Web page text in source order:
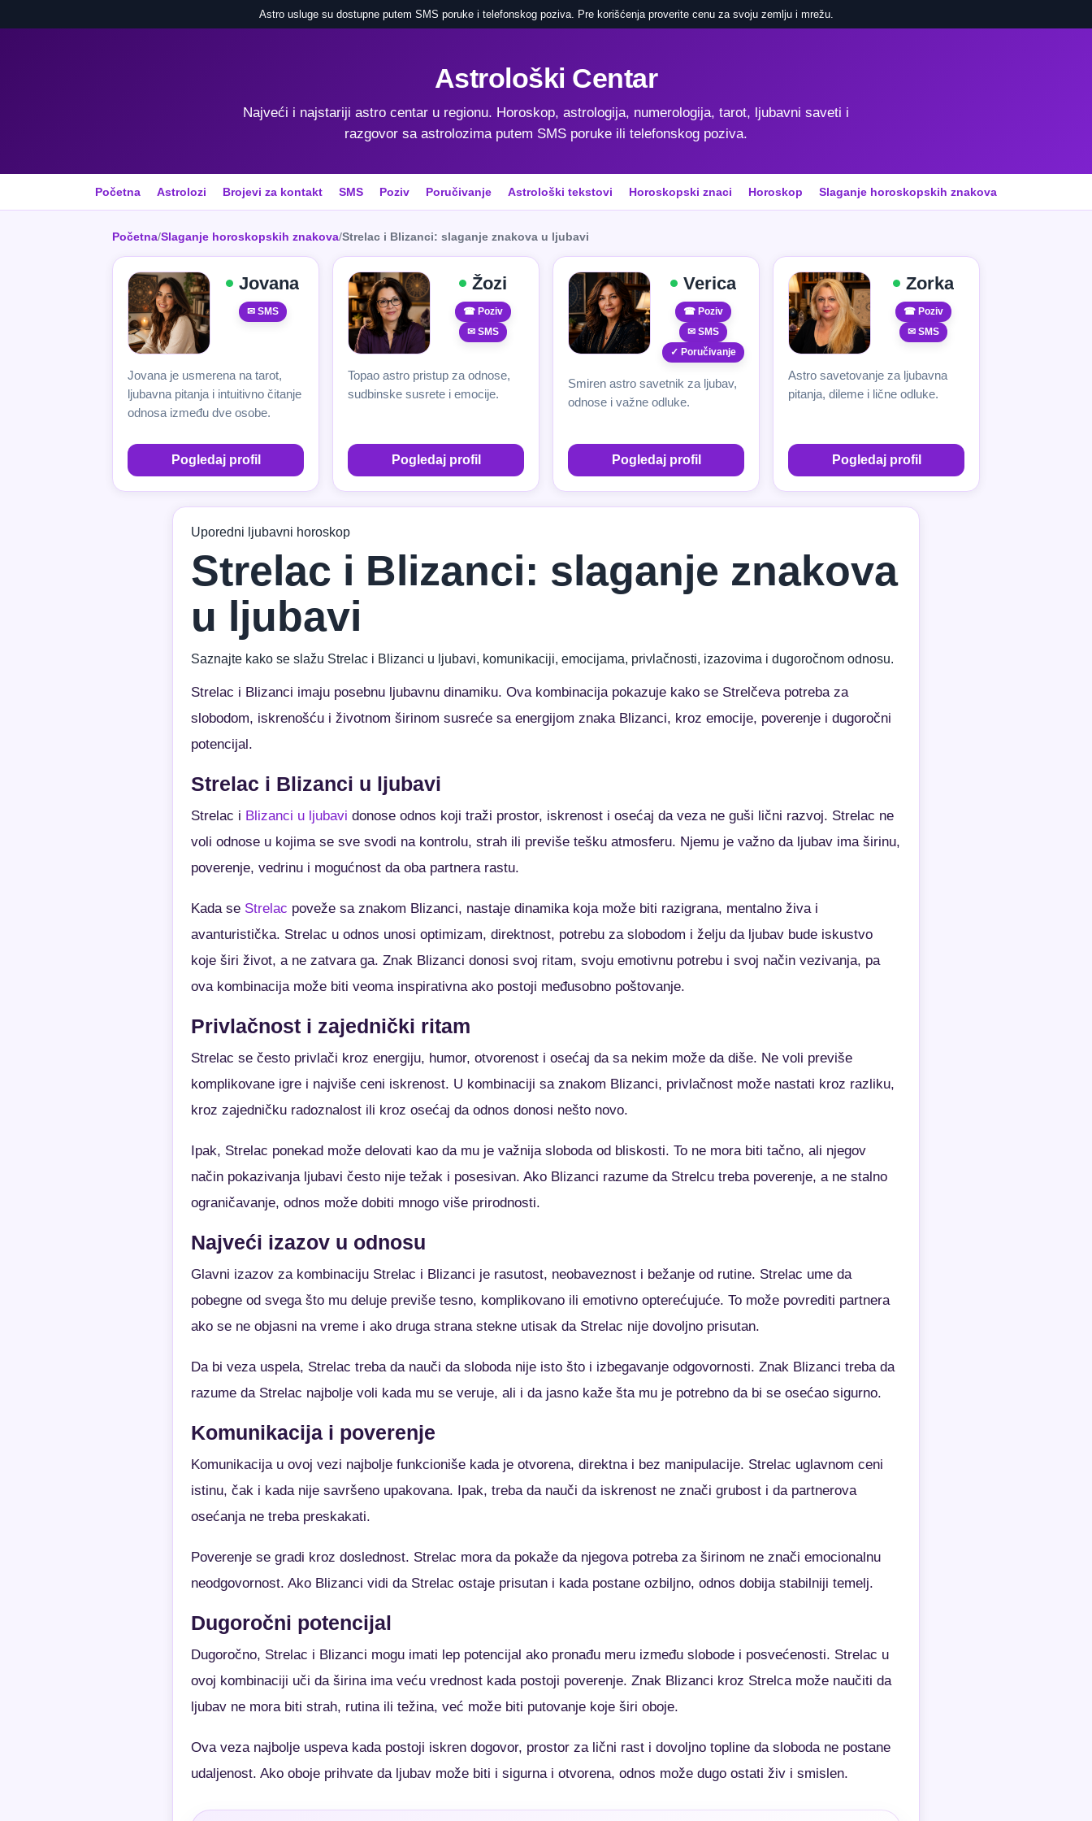
Astro usluge su dostupne putem SMS poruke i telefonskog poziva. Pre korišćenja proverite cenu za svoju zemlju i mrežu.
Astrološki Centar
Najveći i najstariji astro centar u regionu. Horoskop, astrologija, numerologija, tarot, ljubavni saveti i
razgovor sa astrolozima putem SMS poruke ili telefonskog poziva.
Početna Astrolozi Brojevi za kontakt SMS Poziv Poručivanje Astrološki tekstovi Horoskopski znaci Horoskop Slaganje horoskopskih znakova
Početna/Slaganje horoskopskih znakova/Strelac i Blizanci: slaganje znakova u ljubavi
Jovana
✉ SMS
Jovana je usmerena na tarot,
ljubavna pitanja i intuitivno čitanje
odnosa između dve osobe.
Pogledaj profil
Žozi
☎ Poziv
✉ SMS
Topao astro pristup za odnose,
sudbinske susrete i emocije.
Pogledaj profil
Verica
☎ Poziv
✉ SMS
✓ Poručivanje
Smiren astro savetnik za ljubav,
odnose i važne odluke.
Pogledaj profil
Zorka
☎ Poziv
✉ SMS
Astro savetovanje za ljubavna
pitanja, dileme i lične odluke.
Pogledaj profil
Uporedni ljubavni horoskop
Strelac i Blizanci: slaganje znakova
u ljubavi
Saznajte kako se slažu Strelac i Blizanci u ljubavi, komunikaciji, emocijama, privlačnosti, izazovima i dugoročnom odnosu.
Strelac i Blizanci imaju posebnu ljubavnu dinamiku. Ova kombinacija pokazuje kako se Strelčeva potreba za
slobodom, iskrenošću i životnom širinom susreće sa energijom znaka Blizanci, kroz emocije, poverenje i dugoročni
potencijal.
Strelac i Blizanci u ljubavi
Strelac i Blizanci u ljubavi donose odnos koji traži prostor, iskrenost i osećaj da veza ne guši lični razvoj. Strelac ne
voli odnose u kojima se sve svodi na kontrolu, strah ili previše tešku atmosferu. Njemu je važno da ljubav ima širinu,
poverenje, vedrinu i mogućnost da oba partnera rastu.
Kada se Strelac poveže sa znakom Blizanci, nastaje dinamika koja može biti razigrana, mentalno živa i
avanturistička. Strelac u odnos unosi optimizam, direktnost, potrebu za slobodom i želju da ljubav bude iskustvo
koje širi život, a ne zatvara ga. Znak Blizanci donosi svoj ritam, svoju emotivnu potrebu i svoj način vezivanja, pa
ova kombinacija može biti veoma inspirativna ako postoji međusobno poštovanje.
Privlačnost i zajednički ritam
Strelac se često privlači kroz energiju, humor, otvorenost i osećaj da sa nekim može da diše. Ne voli previše
komplikovane igre i najviše ceni iskrenost. U kombinaciji sa znakom Blizanci, privlačnost može nastati kroz razliku,
kroz zajedničku radoznalost ili kroz osećaj da odnos donosi nešto novo.
Ipak, Strelac ponekad može delovati kao da mu je važnija sloboda od bliskosti. To ne mora biti tačno, ali njegov
način pokazivanja ljubavi često nije težak i posesivan. Ako Blizanci razume da Strelcu treba poverenje, a ne stalno
ograničavanje, odnos može dobiti mnogo više prirodnosti.
Najveći izazov u odnosu
Glavni izazov za kombinaciju Strelac i Blizanci je rasutost, neobaveznost i bežanje od rutine. Strelac ume da
pobegne od svega što mu deluje previše tesno, komplikovano ili emotivno opterećujuće. To može povrediti partnera
ako se ne objasni na vreme i ako druga strana stekne utisak da Strelac nije dovoljno prisutan.
Da bi veza uspela, Strelac treba da nauči da sloboda nije isto što i izbegavanje odgovornosti. Znak Blizanci treba da
razume da Strelac najbolje voli kada mu se veruje, ali i da jasno kaže šta mu je potrebno da bi se osećao sigurno.
Komunikacija i poverenje
Komunikacija u ovoj vezi najbolje funkcioniše kada je otvorena, direktna i bez manipulacije. Strelac uglavnom ceni
istinu, čak i kada nije savršeno upakovana. Ipak, treba da nauči da iskrenost ne znači grubost i da partnerova
osećanja ne treba preskakati.
Poverenje se gradi kroz doslednost. Strelac mora da pokaže da njegova potreba za širinom ne znači emocionalnu
neodgovornost. Ako Blizanci vidi da Strelac ostaje prisutan i kada postane ozbiljno, odnos dobija stabilniji temelj.
Dugoročni potencijal
Dugoročno, Strelac i Blizanci mogu imati lep potencijal ako pronađu meru između slobode i posvećenosti. Strelac u
ovoj kombinaciji uči da širina ima veću vrednost kada postoji poverenje. Znak Blizanci kroz Strelca može naučiti da
ljubav ne mora biti strah, rutina ili težina, već može biti putovanje koje širi oboje.
Ova veza najbolje uspeva kada postoji iskren dogovor, prostor za lični rast i dovoljno topline da sloboda ne postane
udaljenost. Ako oboje prihvate da ljubav može biti i sigurna i otvorena, odnos može dugo ostati živ i smislen.